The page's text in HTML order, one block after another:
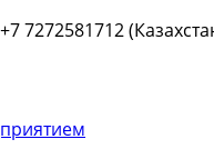
7272581712